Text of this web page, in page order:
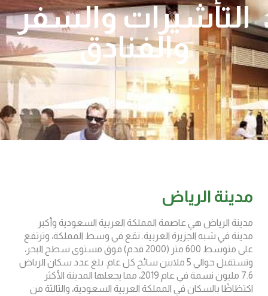
التأشيرات والسفر
والفنادق
مدينة الرياض
مدينة الرياض هي عاصمة المملكة العربية السعودية وأكبر
مدينة في شبه الجزيرة العربية. تقع في وسط المملكة، وترتفع
على متوسط ​​600 متر (2000 قدم) فوق مستوى سطح البحر،
وتستقبل حوالي 5 ملايين سائح كل عام. بلغ عدد سكان الرياض
7.6 مليون نسمة في عام 2019، مما يجعلها المدينة الأكثر
اكتظاظًا بالسكان في المملكة العربية السعودية، والثالثة من